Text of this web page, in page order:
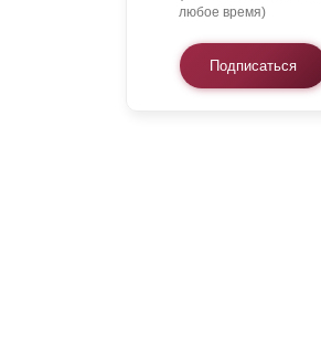
любое время)
Подписаться